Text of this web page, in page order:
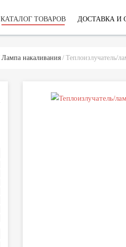
КАТАЛОГ ТОВАРОВ ДОСТАВКА И
Лампа накаливания Теплоизлучатель/